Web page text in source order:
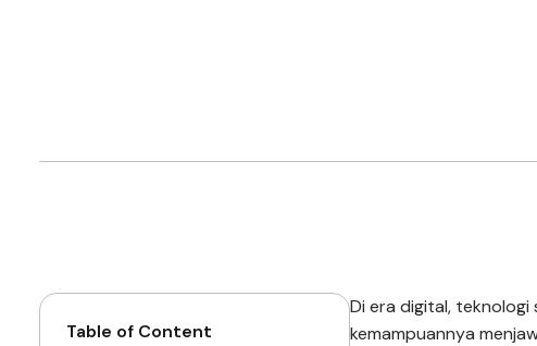
Table of Content
Di era digital,
kemampuannya